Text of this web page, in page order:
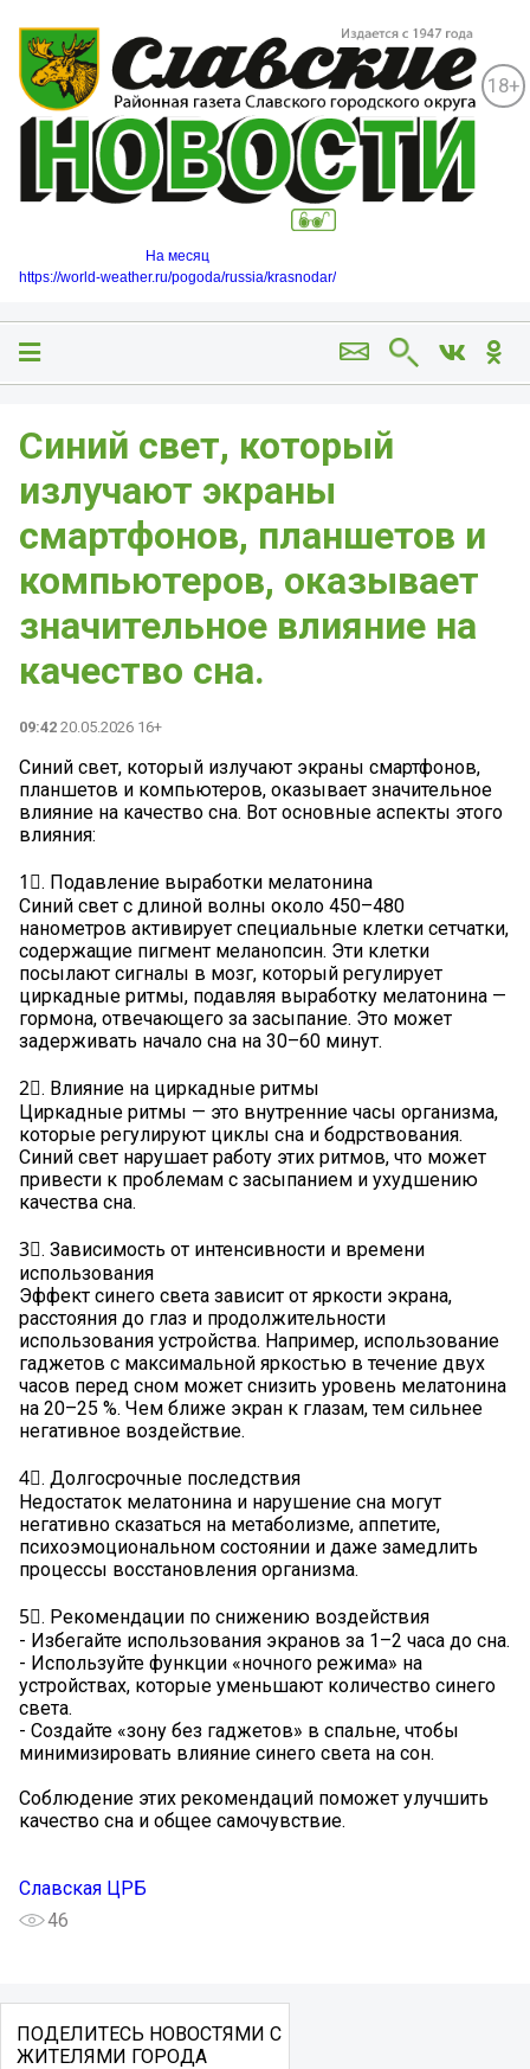
18+
На месяц
https://world-weather.ru/pogoda/russia/krasnodar/
Синий свет, который
излучают экраны
смартфонов, планшетов и
компьютеров, оказывает
значительное влияние на
качество сна.
09:42 20.05.2026 16+
Синий свет, который излучают экраны смартфонов,
планшетов и компьютеров, оказывает значительное
влияние на качество сна. Вот основные аспекты этого
влияния:
1⃣. Подавление выработки мелатонина
Синий свет с длиной волны около 450–480
нанометров активирует специальные клетки сетчатки,
содержащие пигмент меланопсин. Эти клетки
посылают сигналы в мозг, который регулирует
циркадные ритмы, подавляя выработку мелатонина —
гормона, отвечающего за засыпание. Это может
задерживать начало сна на 30–60 минут.
2⃣. Влияние на циркадные ритмы
Циркадные ритмы — это внутренние часы организма,
которые регулируют циклы сна и бодрствования.
Синий свет нарушает работу этих ритмов, что может
привести к проблемам с засыпанием и ухудшению
качества сна.
3⃣. Зависимость от интенсивности и времени
использования
Эффект синего света зависит от яркости экрана,
расстояния до глаз и продолжительности
использования устройства. Например, использование
гаджетов с максимальной яркостью в течение двух
часов перед сном может снизить уровень мелатонина
на 20–25 %. Чем ближе экран к глазам, тем сильнее
негативное воздействие.
4⃣. Долгосрочные последствия
Недостаток мелатонина и нарушение сна могут
негативно сказаться на метаболизме, аппетите,
психоэмоциональном состоянии и даже замедлить
процессы восстановления организма.
5⃣. Рекомендации по снижению воздействия
- Избегайте использования экранов за 1–2 часа до сна.
- Используйте функции «ночного режима» на
устройствах, которые уменьшают количество синего
света.
- Создайте «зону без гаджетов» в спальне, чтобы
минимизировать влияние синего света на сон.
Соблюдение этих рекомендаций поможет улучшить
качество сна и общее самочувствие.
Славская ЦРБ
46
ПОДЕЛИТЕСЬ НОВОСТЯМИ С
ЖИТЕЛЯМИ ГОРОДА